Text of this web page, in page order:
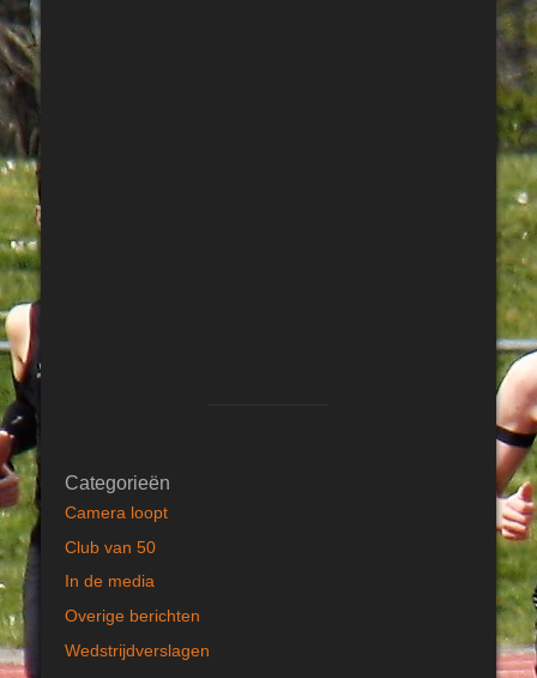
Categorieën
Camera loopt
Club van 50
In de media
Overige berichten
Wedstrijdverslagen